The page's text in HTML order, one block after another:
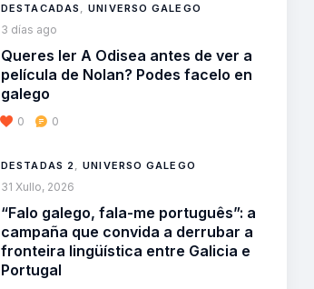
DESTACADAS ,UNIVERSO GALEGO
3 días ago
Queres ler A Odisea antes de ver a
película de Nolan? Podes facelo en
galego
0 0
DESTADAS 2 ,UNIVERSO GALEGO
31 Xullo, 2026
“Falo galego, fala-me português”: a
campaña que convida a derrubar a
fronteira lingüística entre Galicia e
Portugal